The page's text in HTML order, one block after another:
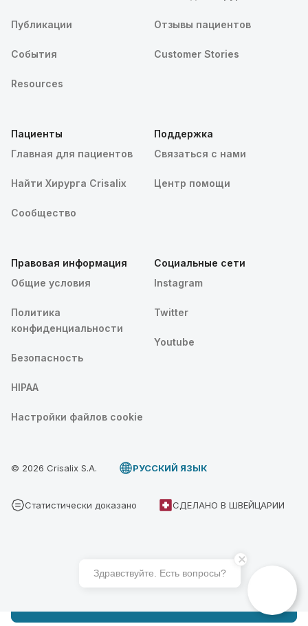
Записаться на Crisalix 3D консультацию
Публикации
События
Resources
Отзывы пациентов
Customer Stories
Пациенты
Главная для пациентов
Найти Хирурга Crisalix
Сообщество
Поддержка
Связаться с нами
Центр помощи
Правовая информация
Общие условия
Политика
конфиденциальности
Безопасность
HIPAA
Настройки файлов cookie
Социальные сети
Instagram
Twitter
Youtube
© 2026 Crisalix S.A. PУССКИЙ ЯЗЫК
Статистически доказано СДЕЛАНО В ШВЕЙЦАРИИ
Здравствуйте. Есть вопросы?